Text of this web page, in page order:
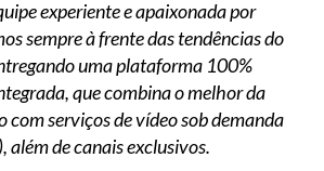
experiente e apaixonada por
sempre à frente das tendências do
uma plataforma 100%
que combina o melhor da
com serviços de vídeo sob demanda
além de canais exclusivos.